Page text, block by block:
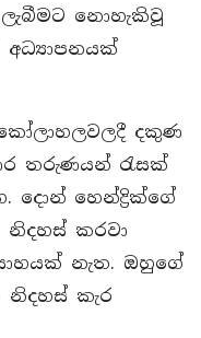
නොහැකිවූ
දකුණ
තරුණයන් රැසක්
දොන් හෙන්ද්‍රික්ගේ
නිදහස් කරවා
නැත. ඔහුගේ
නිදහස් කැර